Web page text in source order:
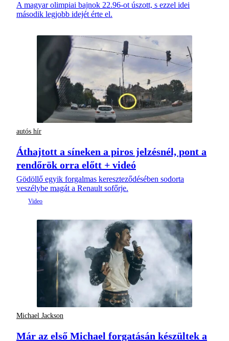
A magyar olimpiai bajnok 22.96-ot úszott, s ezzel idei
második legjobb idejét érte el.
autós hír
Áthajtott a síneken a piros jelzésnél, pont a
rendőrök orra előtt + videó
Gödöllő egyik forgalmas kereszteződésében sodorta
veszélybe magát a Renault sofőrje.
Michael Jackson
Már az első Michael forgatásán készültek a